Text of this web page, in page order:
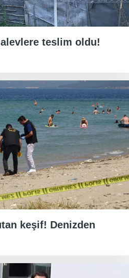
teslim oldu!
keşif! Denizden